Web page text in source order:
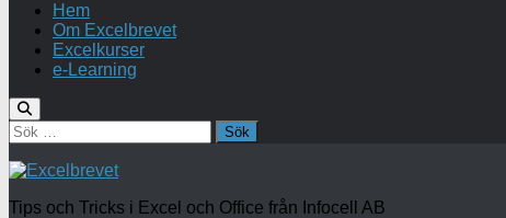
Hem
Om Excelbrevet
Excelkurser
e-Learning
Sök
efter:
Tips och Tricks i Excel och Office från Infocell AB